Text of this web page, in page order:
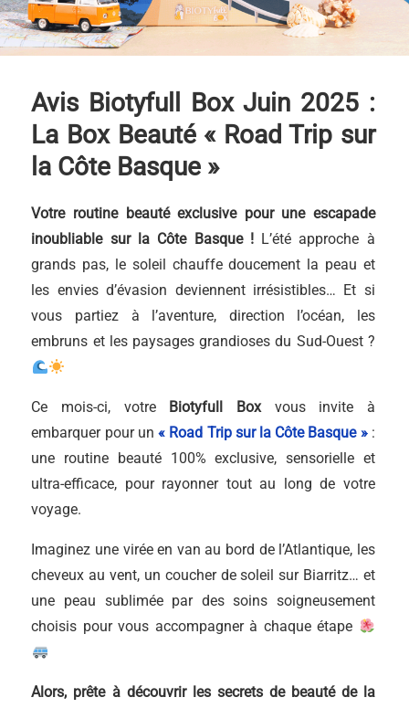
Avis Biotyfull Box Juin 2025 :
La Box Beauté « Road Trip sur
la Côte Basque »
Votre routine beauté exclusive pour une escapade
inoubliable sur la Côte Basque ! L’été approche à
grands pas, le soleil chauffe doucement la peau et
les envies d’évasion deviennent irrésistibles… Et si
vous partiez à l’aventure, direction l’océan, les
embruns et les paysages grandioses du Sud-Ouest ?
Ce mois-ci, votre Biotyfull Boxvous invite à
embarquer pour un« Road Trip sur la Côte Basque »:
une routine beauté 100% exclusive, sensorielle et
ultra-efficace, pour rayonner tout au long de votre
voyage.
Imaginez une virée en van au bord de l’Atlantique, les
cheveux au vent, un coucher de soleil sur Biarritz… et
une peau sublimée par des soins soigneusement
choisis pour vous accompagner à chaque étape
Alors, prête à découvrir les secrets de beauté de la